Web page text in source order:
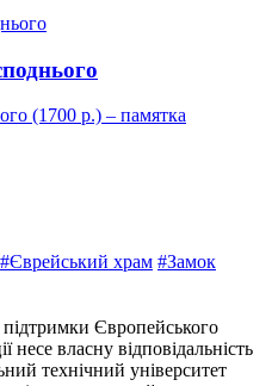
(1700 р.) – памятка
#Єврейський храм #Замок
Європейського
несе власну відповідальність
технічний університет